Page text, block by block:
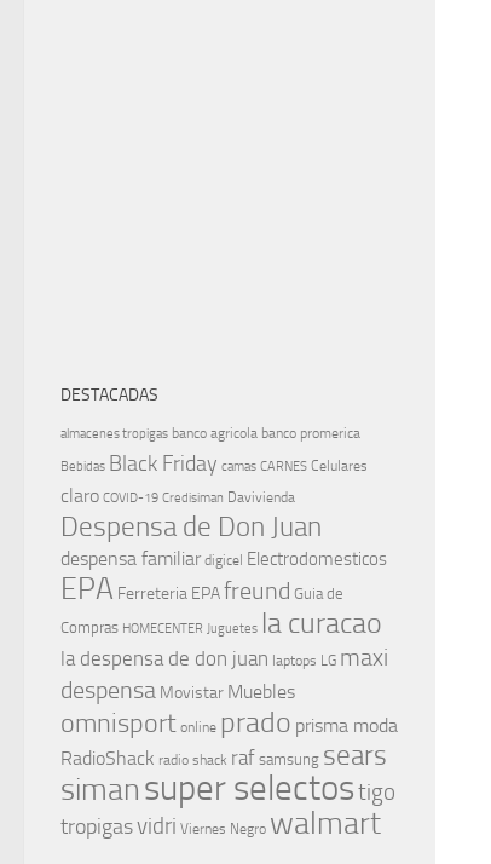
DESTACADAS
almacenes tropigas banco agricola banco promerica
Bebidas Black Friday camas CARNES Celulares
claro COVID-19 Credisiman Davivienda
Despensa de Don Juan
despensa familiar digicel Electrodomesticos
EPA Ferreteria EPAfreund Guia de
Compras HOMECENTER Juguetes la curacao
la despensa de don juan laptops LG maxi
despensa Movistar Muebles
omnisport online prado prisma moda
RadioShack radio shack raf samsung sears
simansuper selectostigo
tropigasvidri Viernes Negro walmart